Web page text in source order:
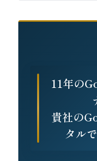
11年の
貴社の
タル